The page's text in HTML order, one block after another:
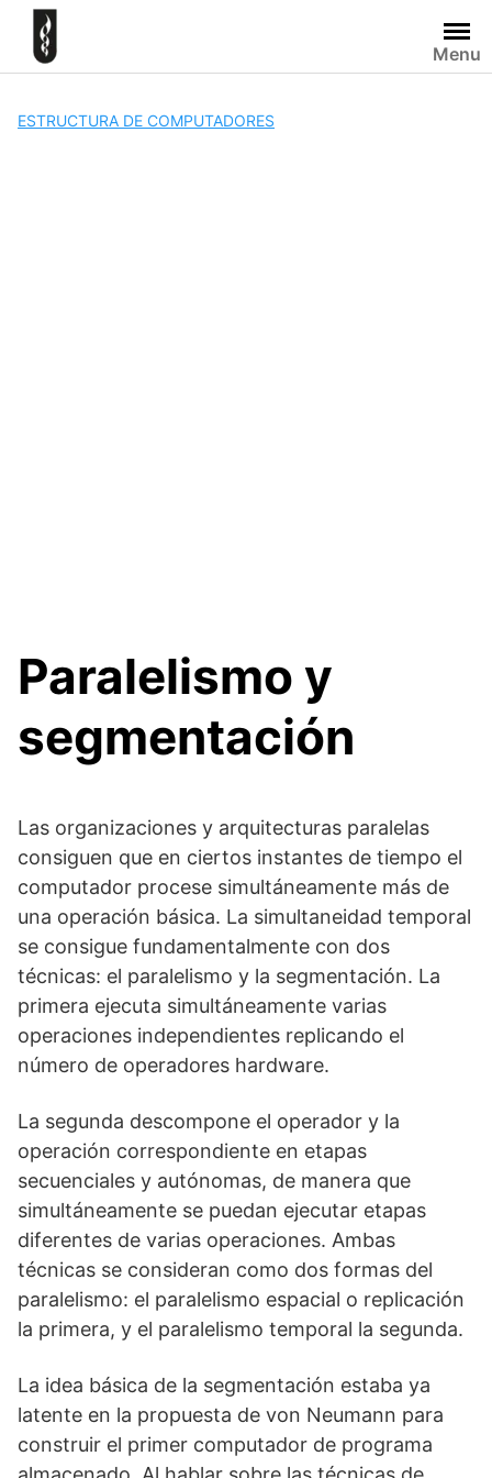
Skip
content
Menu
ESTRUCTURA DE COMPUTADORES
Paralelismo y
segmentación
Las organizaciones y arquitecturas paralelas
consiguen que en ciertos instantes de tiempo el
computador procese simultáneamente más de
una operación básica. La simultaneidad temporal
se consigue fundamentalmente con dos
técnicas: el paralelismo y la segmentación. La
primera ejecuta simultáneamente varias
operaciones independientes replicando el
número de operadores hardware.
La segunda descompone el operador y la
operación correspondiente en etapas
secuenciales y autónomas, de manera que
simultáneamente se puedan ejecutar etapas
diferentes de varias operaciones. Ambas
técnicas se consideran como dos formas del
paralelismo: el paralelismo espacial o replicación
la primera, y el paralelismo temporal la segunda.
La idea básica de la segmentación estaba ya
latente en la propuesta de von Neumann para
construir el primer computador de programa